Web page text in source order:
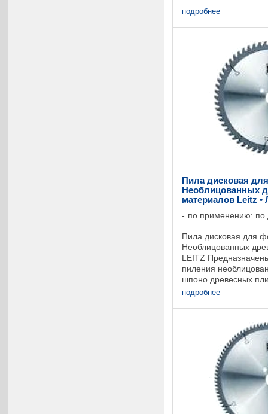
двухсторонних
...
подробнее
Пила дисковая
Необлицованных
материалов Leitz •
по применению: по
Пила дисковая для
Необлицованных
LEITZ
пиления
шпоно древесных
Для круглопильных
подробнее